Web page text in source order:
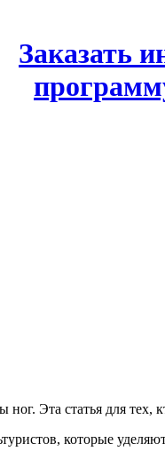
Заказать
Эта статья для
которые